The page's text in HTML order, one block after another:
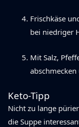
Frischkäse
bei niedriger
Mit Salz,
Keto-Tipp
Nicht zu lange
die Suppe